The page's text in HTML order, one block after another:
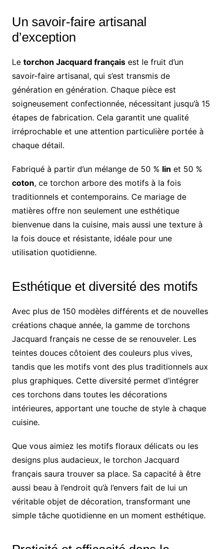
Un savoir-faire artisanal
d’exception
Le torchon Jacquard françaisest le fruit d’un
savoir-faire artisanal, qui s’est transmis de
génération en génération. Chaque pièce est
soigneusement confectionnée, nécessitant jusqu’à 15
étapes de fabrication. Cela garantit une qualité
irréprochable et une attention particulière portée à
chaque détail.
Fabriqué à partir d’un mélange de 50 % lin et 50 %
coton, ce torchon arbore des motifs à la fois
traditionnels et contemporains. Ce mariage de
matières offre non seulement une esthétique
bienvenue dans la cuisine, mais aussi une texture à
la fois douce et résistante, idéale pour une
utilisation quotidienne.
Esthétique et diversité des motifs
Avec plus de 150 modèles différents et de nouvelles
créations chaque année, la gamme de torchons
Jacquard français ne cesse de se renouveler. Les
teintes douces côtoient des couleurs plus vives,
tandis que les motifs vont des plus traditionnels aux
plus graphiques. Cette diversité permet d’intégrer
ces torchons dans toutes les décorations
intérieures, apportant une touche de style à chaque
cuisine.
Que vous aimiez les motifs floraux délicats ou les
designs plus audacieux, le torchon Jacquard
français saura trouver sa place. Sa capacité à être
aussi beau à l’endroit qu’à l’envers fait de lui un
véritable objet de décoration, transformant une
simple tâche quotidienne en un moment esthétique.